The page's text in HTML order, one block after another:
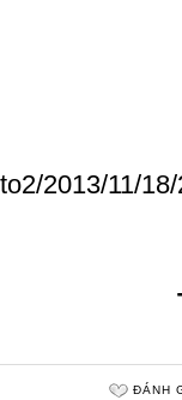
ĐÁNH